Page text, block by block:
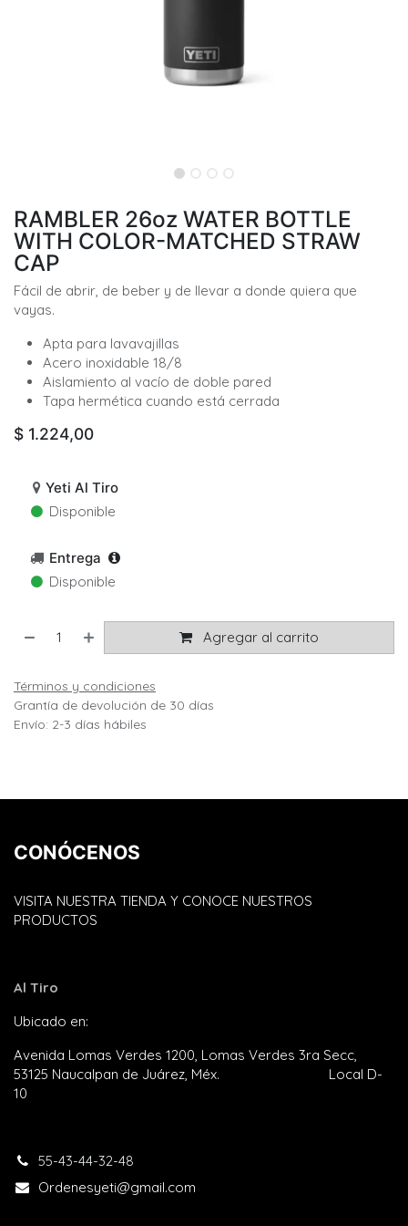
RAMBLER 26oz WATER BOTTLE
WITH COLOR-MATCHED STRAW
CAP
Fácil de abrir, de beber y de llevar a donde quiera que
vayas.
Apta para lavavajillas
Acero inoxidable 18/8
Aislamiento al vacío de doble pared
Tapa hermética cuando está cerrada
$ 1.224,00
Yeti Al Tiro
Disponible
Entrega
Disponible
Agregar al carrito
Términos y condiciones
Grantía de devolución de 30 días
Envío: 2-3 días hábiles
CONÓCENOS
VISITA NUESTRA TIENDA Y CONOCE NUESTROS
PRODUCTOS
Al Tiro
Ubicado en:
Avenida Lomas Verdes 1200, Lomas Verdes 3ra Secc,
53125 Naucalpan de Juárez, Méx. Local D-
10
55-43-44-32-48​
Ordenesyeti@gmail.com